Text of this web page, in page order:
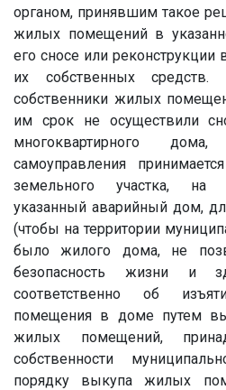
органом, принявшим такое
жилых помещений в
его сносе или реконструкции
их собственных
собственники жилых
им срок не осуществили
многоквартирного
самоуправления
земельного участка, на
указанный аварийный дом,
(чтобы на территории
было жилого дома, не
безопасность жизни и
соответственно об
помещения в доме путем
жилых помещений,
собственности
порядку выкупа жилых